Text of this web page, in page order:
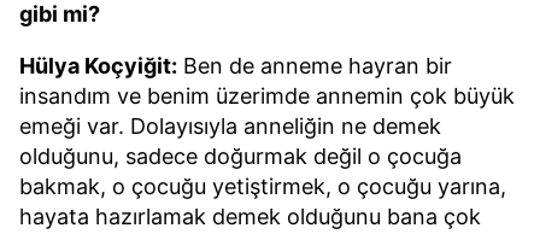
gibi mi?
Hülya Koçyiğit: Ben de anneme hayran bir
insandım ve benim üzerimde annemin çok büyük
emeği var. Dolayısıyla anneliğin ne demek
olduğunu, sadece doğurmak değil o çocuğa
bakmak, o çocuğu yetiştirmek, o çocuğu yarına,
hayata hazırlamak demek olduğunu bana çok